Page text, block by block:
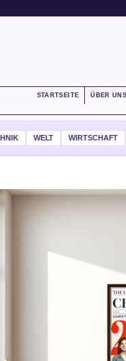
STARTSEITE ÜBER UNS
WELT WIRTSCHAFT